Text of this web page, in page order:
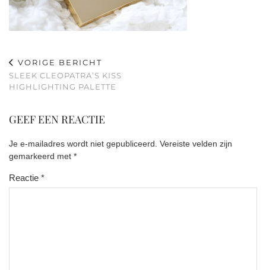
VORIGE BERICHT
SLEEK CLEOPATRA’S KISS
HIGHLIGHTING PALETTE
GEEF EEN REACTIE
Je e-mailadres wordt niet gepubliceerd. Vereiste velden zijn
gemarkeerd met *
Reactie *